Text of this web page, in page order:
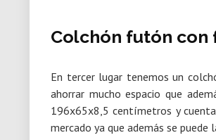
Colchón futón
En tercer lugar tenemos un
ahorrar mucho espacio que
196x65x8,5 centímetros y
mercado ya que además se puede